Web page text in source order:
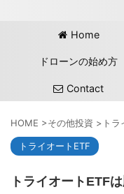
Home
ドローンの始め方
Contact
HOME >その他投資 > ト
トライオートETF
トライオートETF